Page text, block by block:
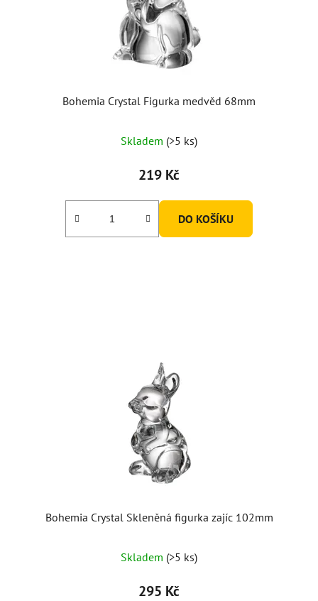
Bohemia Crystal Figurka medvěd 68mm
hodnocení
produktu
5,0
Skladem (>5 ks)
219 Kč
DO KOŠÍKU
Bohemia Crystal Skleněná figurka zajíc 102mm
Skladem (>5 ks)
295 Kč